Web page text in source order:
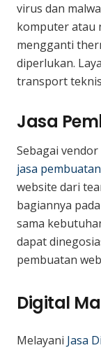
virus dan
komputer atau
mengganti
diperlukan.
transport
Jasa
Sebagai
jasa
website dari
bagiannya
sama
dapat
pembuatan
Digital
Melayani Jasa